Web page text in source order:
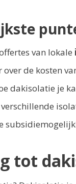
van lokale
over de kosten
dakisolatie je
verschillende
tot